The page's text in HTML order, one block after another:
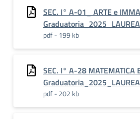
SEC. I° A-01_ ARTE e
pdf - 199 kb
SEC. I° A-28 MATEMATICA
pdf - 202 kb